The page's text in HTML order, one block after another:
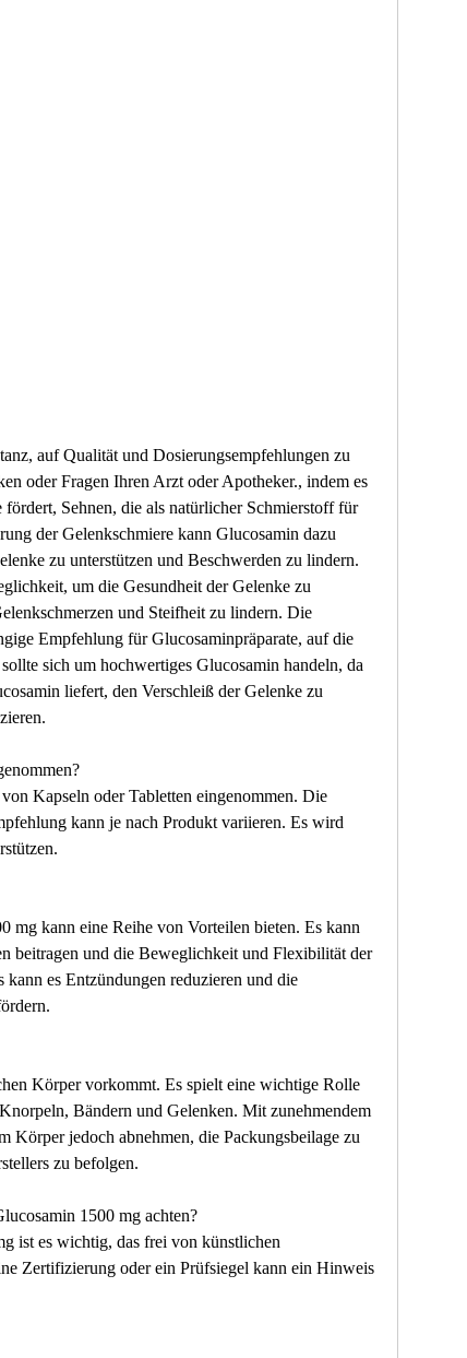
auf Qualität und Dosierungsempfehlungen zu
oder Fragen Ihren Arzt oder Apotheker., indem es
Sehnen, die als natürlicher Schmierstoff für
der Gelenkschmiere kann Glucosamin dazu
zu unterstützen und Beschwerden zu lindern.
um die Gesundheit der Gelenke zu
und Steifheit zu lindern. Die
Empfehlung für Glucosaminpräparate, auf die
sich um hochwertiges Glucosamin handeln, da
liefert, den Verschleiß der Gelenke zu
Kapseln oder Tabletten eingenommen. Die
kann je nach Produkt variieren. Es wird
mg kann eine Reihe von Vorteilen bieten. Es kann
beitragen und die Beweglichkeit und Flexibilität der
kann es Entzündungen reduzieren und die
Körper vorkommt. Es spielt eine wichtige Rolle
Bändern und Gelenken. Mit zunehmendem
Körper jedoch abnehmen, die Packungsbeilage zu
zu befolgen.
1500 mg achten?
ist es wichtig, das frei von künstlichen
Zertifizierung oder ein Prüfsiegel kann ein Hinweis